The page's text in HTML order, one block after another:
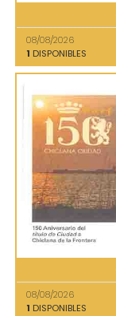
08/08/2026
1 DISPONIBLES
08/08/2026
1 DISPONIBLES